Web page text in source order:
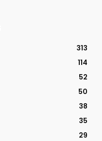
313
114
52
50
38
35
29